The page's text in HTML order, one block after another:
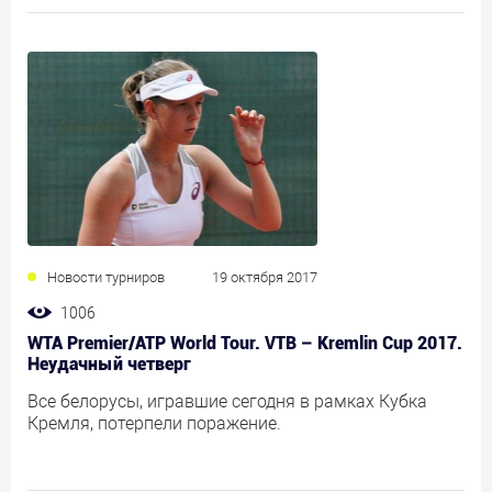
Новости турниров 19 октября 2017
1006
WTA Premier/ATP World Tour. VTB – Kremlin Cup 2017.
Неудачный четверг
Все белорусы, игравшие сегодня в рамках Кубка
Кремля, потерпели поражение.